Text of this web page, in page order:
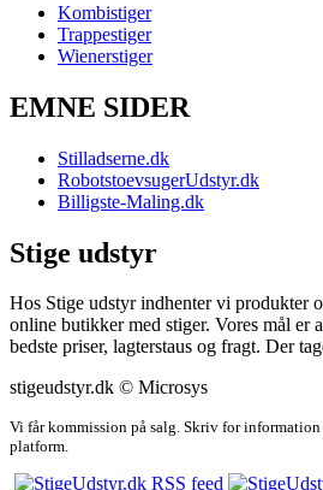
Kombistiger
Trappestiger
Wienerstiger
EMNE SIDER
Stilladserne.dk
RobotstoevsugerUdstyr.dk
Billigste-Maling.dk
Stige udstyr
Hos Stige udstyr indhenter vi produkter
online butikker med stiger. Vores mål er
bedste priser, lagterstaus og fragt. Der
stigeudstyr.dk © Microsys
Vi får kommission på salg. Skriv for
platform.